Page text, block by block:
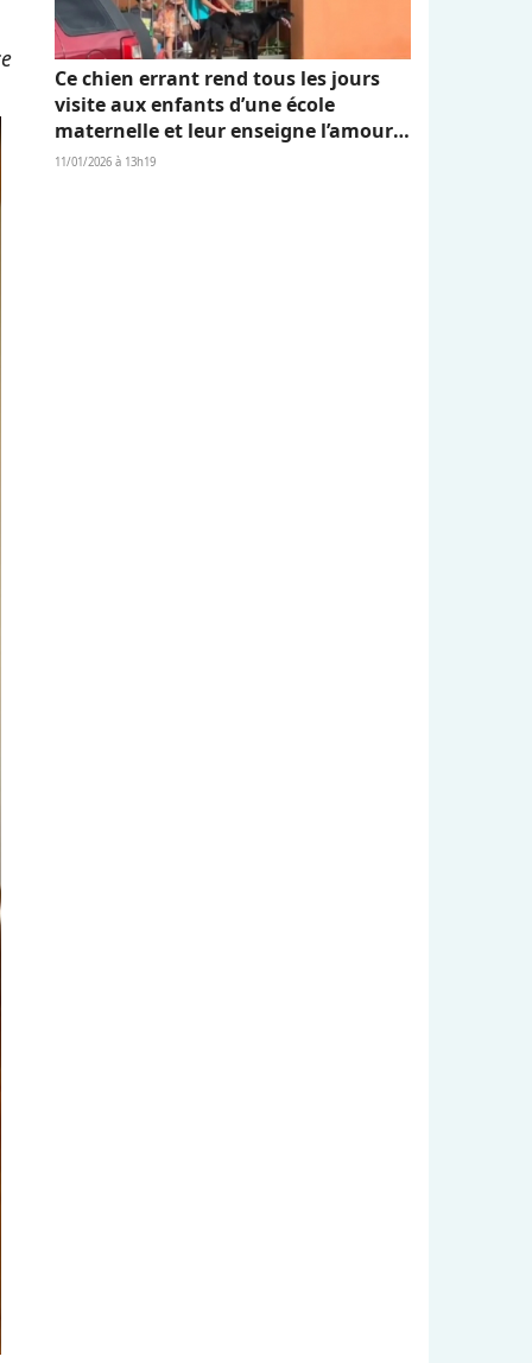
Ce chien errant rend tous les jours
visite aux enfants d’une école
maternelle et leur enseigne l’amour
et l’empathie (vidéo)
11/01/2026 à 13h19